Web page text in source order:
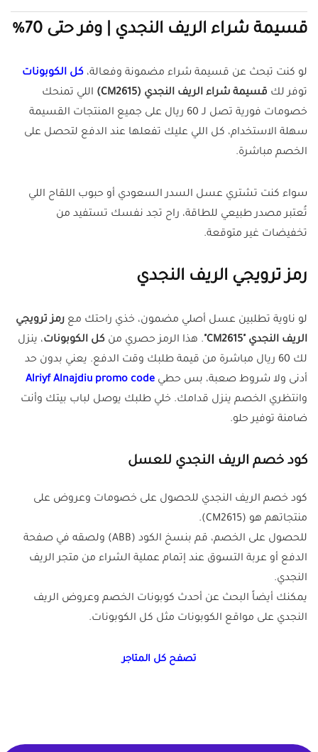
قسيمة شراء الريف النجدي | وفر حتى 70%
لو كنت تبحث عن قسيمة شراء مضمونة وفعالة، كل الكوبونات
توفر لك قسيمة شراء الريف النجدي (CM2615)
اللي تمنحك
خصومات فورية تصل لـ 60 ريال على جميع المنتجات القسيمة
سهلة الاستخدام، كل اللي عليك تفعلها عند الدفع لتحصل على
الخصم مباشرة.
سواء كنت تشتري عسل السدر السعودي أو حبوب اللقاح اللي
تُعتبر مصدر طبيعي للطاقة، راح تجد نفسك تستفيد من
تخفيضات غير متوقعة.
رمز ترويجي الريف النجدي
لو ناوية تطلبين عسل أصلي مضمون، خذي راحتك مع رمز ترويجي
الريف النجدي "CM2615"
. هذا الرمز حصري من كل الكوبونات، ينزل
لك 60 ريال مباشرة من قيمة طلبك وقت الدفع. يعني بدون حد
أدنى ولا شروط صعبة، بس حطي Alriyf Alnajdiu promo code
وانتظري الخصم ينزل قدامك. خلي طلبك يوصل لباب بيتك وأنت
ضامنة توفير حلو.
كود خصم الريف النجدي للعسل
كود خصم الريف النجدي للحصول على خصومات وعروض على
منتجاتهم هو (CM2615)
.
للحصول على الخصم، قم بنسخ الكود (ABB) ولصقه في صفحة
الدفع أو عربة التسوق عند إتمام عملية الشراء من متجر الريف
النجدي.
يمكنك أيضاً البحث عن أحدث كوبونات الخصم وعروض الريف
النجدي على مواقع الكوبونات مثل كل الكوبونات.
تصفح كل المتاجر